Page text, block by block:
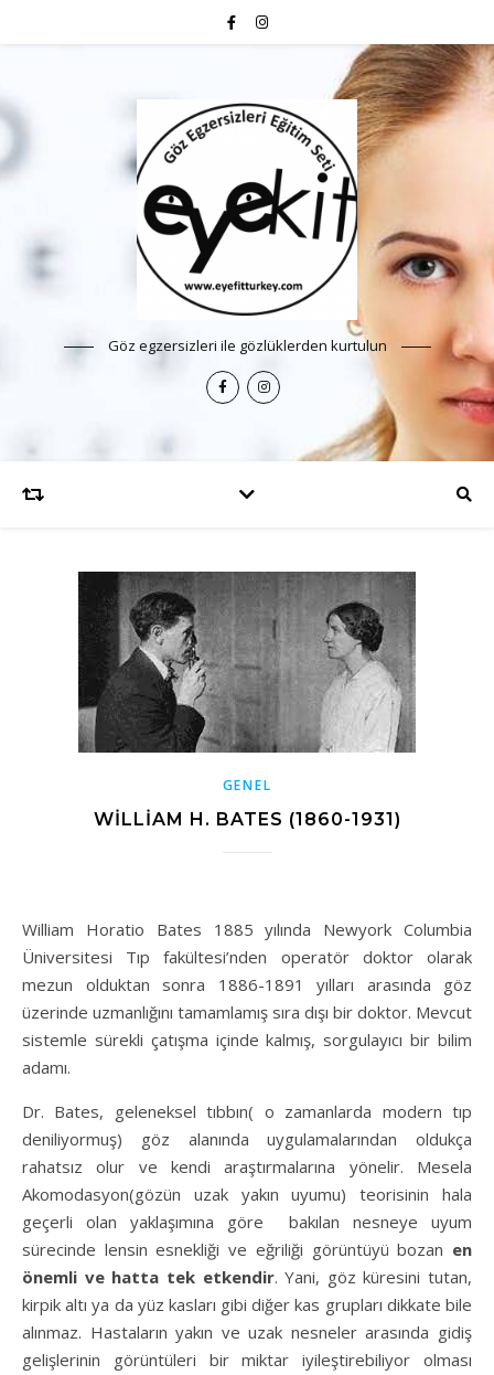
Göz egzersizleri ile gözlüklerden kurtulun
GENEL
WILLIAM H. BATES (1860-1931)
William Horatio Bates 1885 yılında Newyork Columbia
Üniversitesi Tıp fakültesi’nden operatör doktor olarak
mezun olduktan sonra 1886-1891 yılları arasında göz
üzerinde uzmanlığını tamamlamış sıra dışı bir doktor. Mevcut
sistemle sürekli çatışma içinde kalmış, sorgulayıcı bir bilim
adamı.
Dr. Bates, geleneksel tıbbın( o zamanlarda modern tıp
deniliyormuş) göz alanında uygulamalarından oldukça
rahatsız olur ve kendi araştırmalarına yönelir. Mesela
Akomodasyon(gözün uzak yakın uyumu) teorisinin hala
geçerli olan yaklaşımına göre bakılan nesneye uyum
sürecinde lensin esnekliği ve eğriliği görüntüyü bozan en
önemli ve hatta tek etkendir. Yani, göz küresini tutan,
kirpik altı ya da yüz kasları gibi diğer kas grupları dikkate bile
alınmaz. Hastaların yakın ve uzak nesneler arasında gidiş
gelişlerinin görüntüleri bir miktar iyileştirebiliyor olması